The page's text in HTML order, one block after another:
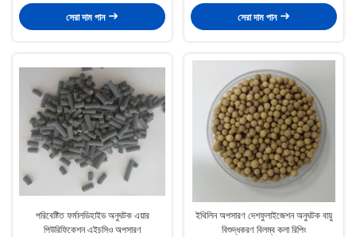
সেরা দাম পান সেরা দাম পান
পরিবেষ্টিত ফর্মালডিহাইড অনুঘটক এয়ার
পিউরিফিকেশন এইচসিও অপসারণ
ইথিলিন অপসারণ দেশফুলাইজেশন অনুঘটক বায়ু
বিশুদ্ধকরণ বিলম্ব কলা রিপিং